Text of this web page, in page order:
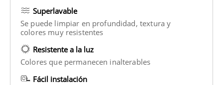
Superlavable
Se puede limpiar en profundidad, textura y
colores muy resistentes
Resistente a la luz
Colores que permanecen inalterables
Fácil instalación